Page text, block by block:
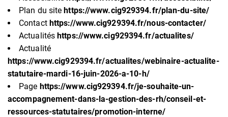
Plan du sitehttps://www.cig929394.fr/plan-du-site/
Contact https://www.cig929394.fr/nous-contacter/
Actualitéshttps://www.cig929394.fr/actualites/
Actualité
https://www.cig929394.fr/actualites/webinaire-actualite-
statutaire-mardi-16-juin-2026-a-10-h/
Page https://www.cig929394.fr/je-souhaite-un-
accompagnement-dans-la-gestion-des-rh/conseil-et-
ressources-statutaires/promotion-interne/